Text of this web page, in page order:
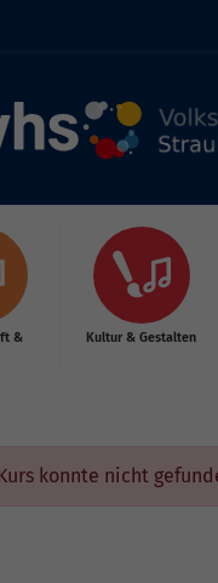
&
Kultur & Gestalten
konnte nicht